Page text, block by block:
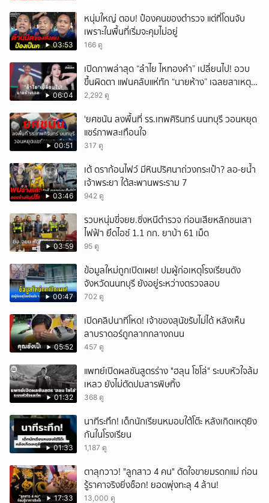
03:53
หนุ่มใหญ่ ตอบ! ป๋องคนของตำรวจ แต่ที่โดนจับ
เพราะในพื้นที่เริ่มจะคุมไม่อยู่
166 ดู
06:04
เปิดภาพล่าสุด “ลำไย ไหทองคำ” เปลี่ยนไป! อวบ
ขึ้นผิดตา แฟนคลับแห่ทัก “นายห้าง” เฉลยสาเหตุ
ชัด!
2,292 ดู
00:51
'ยศชนัน ลงพื้นที่ รร.เทพศิรินทร์ นนทบุรี วอนหยุด
แชร์ภาพสะเทือนใจ
317 ดู
03:46
เต้ ดราก้อนไฟว์ มีหินปริศนาถ่วงกระเป๋า? ลอ-ยน้ำ
เจ้าพระยา ใต้สะพานพระราม 7
942 ดู
03:59
รวบหนุ่มขี่จยย.ซิ่งหนีตำรวจ ก่อนเสียหลักชนเสา
ไฟฟ้า ยึดไอซ์ 1.1 กก. ยาบ้า 61 เม็ด
95 ดู
00:47
ข้อมูลใหม่ถูกเปิดเผย! ปมผู้ก่อเหตุโรงเรียนดัง
จังหวัดนนทบุรี ยังอยู่ระหว่างตรวจสอบ
702 ดู
05:52
เปิดคลิปนาทีโหด! เจ้าของสุนัขรับไม่ได้ หลังเห็น
ลาบราดอร์ถูกลากกลางถนน
457 ดู
01:32
แพทย์เปิดผลชันสูตรร่าง "ฮลุน โซโล่" ระบบหัวใจล้ม
เหลว ยังไม่ตัดปมสารพิษทิ้ง
368 ดู
01:33
นาทีระทึก! เด็กนักเรียนหมอบใต้โต๊ะ หลังเกิดเหตุยิง
กันในโรงเรียน
1,187 ดู
17:33
ตาลุกวาว! "ลูกสาว 4 คน" ตัดใจขายมรดกแม่ ก่อน
รู้ราคาจริงยิ่งช็อก! ยอดพุ่งทะลุ 4 ล้าน!
13,000 ดู